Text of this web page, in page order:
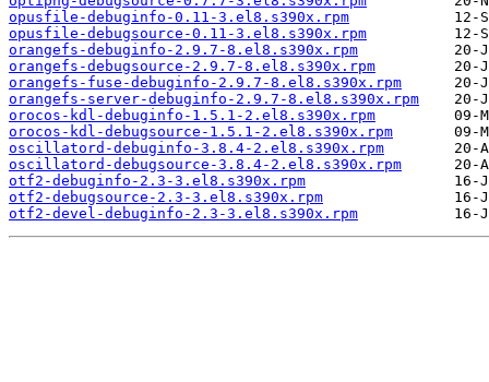
opusfile-debuginfo-0.11-3.el8.s390x.rpm
opusfile-debugsource-0.11-3.el8.s390x.rpm
orangefs-debuginfo-2.9.7-8.el8.s390x.rpm
orangefs-debugsource-2.9.7-8.el8.s390x.rpm
orangefs-fuse-debuginfo-2.9.7-8.el8.s390x.rpm
orangefs-server-debuginfo-2.9.7-8.el8.s390x.rpm
orocos-kdl-debuginfo-1.5.1-2.el8.s390x.rpm
orocos-kdl-debugsource-1.5.1-2.el8.s390x.rpm
oscillatord-debuginfo-3.8.4-2.el8.s390x.rpm
oscillatord-debugsource-3.8.4-2.el8.s390x.rpm
otf2-debuginfo-2.3-3.el8.s390x.rpm
otf2-debugsource-2.3-3.el8.s390x.rpm
otf2-devel-debuginfo-2.3-3.el8.s390x.rpm